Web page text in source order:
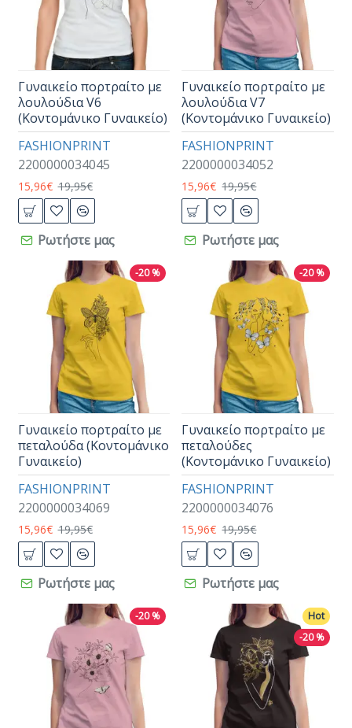
FASHIONPRINT
2200000034045
Γυναικείο πορτραίτο με
λουλούδια V6
(Κοντομάνικο Γυναικείο)
15,96€ 19,95€
Ρωτήστε μας
FASHIONPRINT
2200000034052
Γυναικείο πορτραίτο με
λουλούδια V7
(Κοντομάνικο Γυναικείο)
15,96€ 19,95€
Ρωτήστε μας
-20 %
FASHIONPRINT
2200000034069
Γυναικείο πορτραίτο με
πεταλούδα (Κοντομάνικο
Γυναικείο)
15,96€ 19,95€
Ρωτήστε μας
-20 %
FASHIONPRINT
2200000034076
Γυναικείο πορτραίτο με
πεταλούδες
(Κοντομάνικο Γυναικείο)
15,96€ 19,95€
Ρωτήστε μας
-20 %
Hot
-20 %